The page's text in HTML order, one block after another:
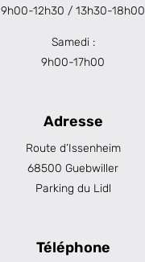
9h00-12h30 / 13h30-18h00
Samedi :
9h00-17h00
Adresse
Route d’Issenheim
68500 Guebwiller
Parking du Lidl
Téléphone